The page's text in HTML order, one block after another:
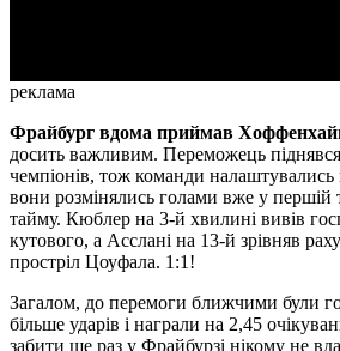
реклама
Фрайбург вдома приймав
досить важливим. Переможець
чемпіонів, тож команди
вони розмінялись голами вже у першій
тайму. Кюблер на 3-й хвилині вивів
кутового, а Асслані на 13-й зрівняв
простріл Цоуфала. 1:1!
Загалом, до перемоги ближчими були
більше ударів і награли на 2,45
забити ще раз у Фрайбурзі нікому не